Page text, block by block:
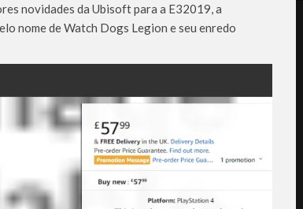
novidades da Ubisoft para a E32019, a
nome de Watch Dogs Legion e seu enredo